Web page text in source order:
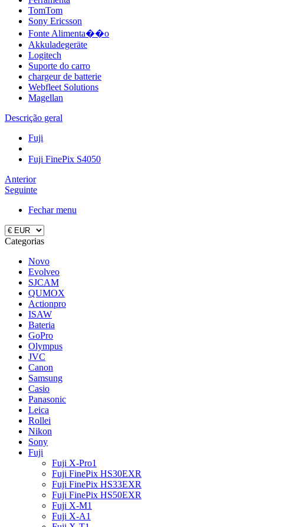
TomTom
Sony Ericsson
Fonte Alimenta��o
Akkuladegeräte
Logitech
Suporte do carro
chargeur de batterie
Webfleet Solutions
Magellan
Descrição geral
Fuji
Fuji FinePix S4050
Anterior
Seguinte
Fechar menu
Categorias
Novo
Evolveo
SJCAM
QUMOX
Actionpro
ISAW
Bateria
GoPro
Olympus
JVC
Canon
Samsung
Casio
Panasonic
Leica
Rollei
Nikon
Sony
Fuji
Fuji X-Pro1
Fuji FinePix HS30EXR
Fuji FinePix HS33EXR
Fuji FinePix HS50EXR
Fuji X-M1
Fuji X-A1